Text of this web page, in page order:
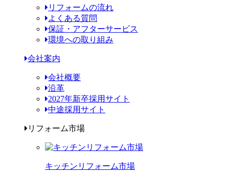
リフォームの流れ
よくある質問
保証・アフターサービス
環境への取り組み
会社案内
会社概要
沿革
2027年新卒採用サイト
中途採用サイト
リフォーム市場
キッチンリフォーム市場